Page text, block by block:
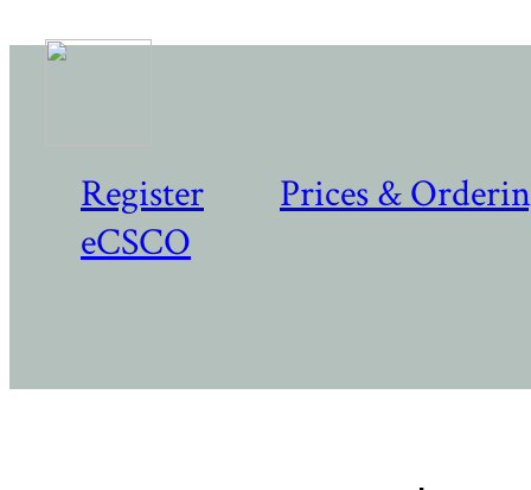
Register
Prices &
eCSCO